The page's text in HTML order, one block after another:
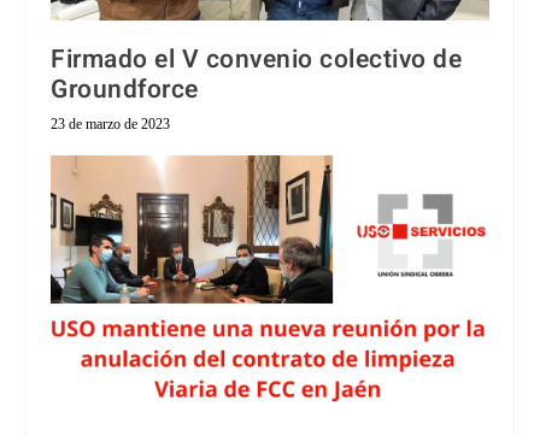
Firmado el V convenio colectivo de
Groundforce
23 de marzo de 2023